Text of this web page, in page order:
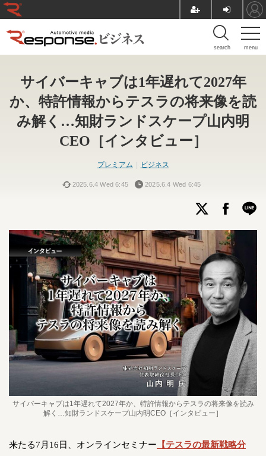
menu
search
サイバーキャブは1年遅れて2027年
か、特許情報からテスラの将来像を読
み解く…知財ランドスケープ山内明
CEO［インタビュー］
プレミアム ビジネス
2025.6.4 Wed 6:45 2025.6.4 Wed 6:45
サイバーキャブは1年遅れて2027年か、特許情報からテスラの将来像を読み
解く…知財ランドスケープ山内明CEO［インタビュー］
来たる7月16日、オンラインセミナー 【テスラの最新戦略分